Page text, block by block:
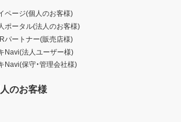
ページ(個人のお客様)
ポータル(法人のお客様)
パートナー(販売店様)
Navi(法人ユーザー様)
Navi(保守・管理会社様)
のお客様